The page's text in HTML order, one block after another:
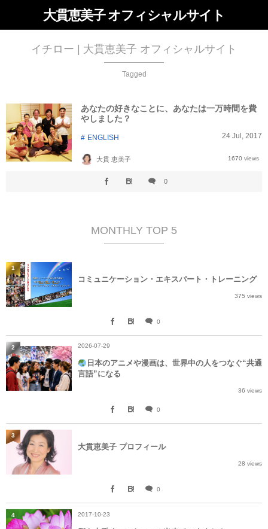
大貫恵美子 オフィシャルサイト
イチロー | 大貫恵美子 オフィシャルサイト
Tagged
あなたの好きなことに、あなたは一万時間を費
やしました？
ENGLISH 24 Jul 2017
大貫 恵美子 1670 views
0
MONTHLY TOP 5
コミュニケーション・エキスパート・トレーニング
375 views
0
1
2026-07-29
日本のアニメや漫画は、世界中の人をつなぐ“共通
言語”になる
36 views
0
2
大貫恵美子 プロフィール
28 views
0
3
2017-10-23
4